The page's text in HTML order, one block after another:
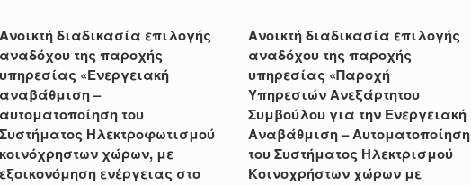
Ανοικτή διαδικασία επιλογής
αναδόχου της παροχής
υπηρεσίας «Ενεργειακή
αναβάθμιση –
αυτοματοποίηση του
Συστήματος Ηλεκτροφωτισμού
κοινόχρηστων χώρων, με
εξοικονόμηση ενέργειας στο
Ανοικτή διαδικασία επιλογής
αναδόχου της παροχής
υπηρεσίας «Παροχή
Υπηρεσιών Ανεξάρτητου
Συμβούλου για την Ενεργειακή
Αναβάθμιση – Αυτοματοποίηση
του Συστήματος Ηλεκτρισμού
Κοινοχρήστων χώρων με